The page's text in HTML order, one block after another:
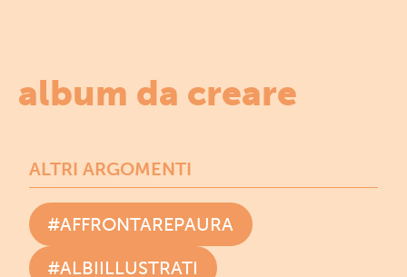
album da creare
ALTRI ARGOMENTI
#AFFRONTAREPAURA
#ALBIILLUSTRATI